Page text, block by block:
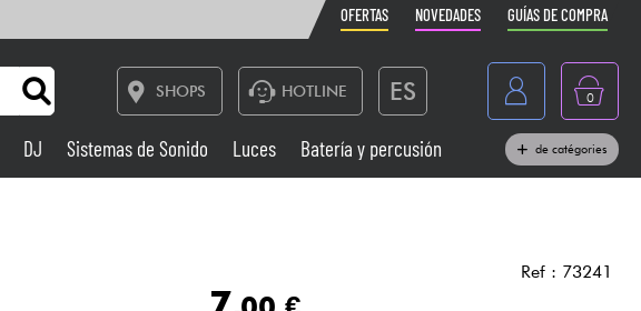
OFERTAS NOVEDADES GUÍAS DE COMPRA
SHOPS HOTLINE ES
France
Belgique
Nederland
0
DJ Sistemas de Sonido Luces Batería y percusión de catégories
Ref : 73241